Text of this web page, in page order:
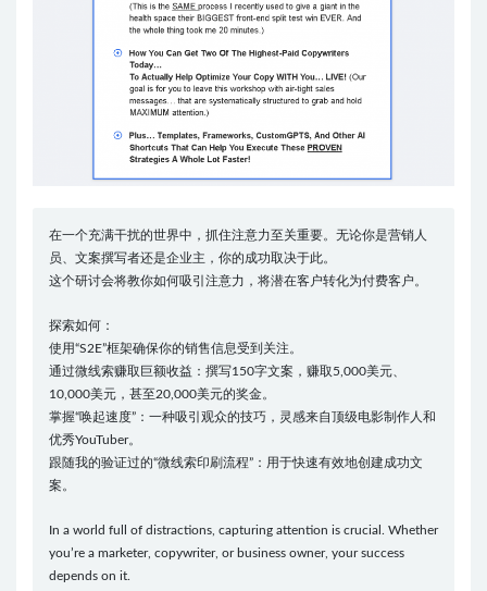
在一个充满干扰的世界中，抓住注意力至关重要。无论你是营销人
员、文案撰写者还是企业主，你的成功取决于此。
这个研讨会将教你如何吸引注意力，将潜在客户转化为付费客户。
探索如何：
使用“S2E”框架确保你的销售信息受到关注。
通过微线索赚取巨额收益：撰写150字文案，赚取5,000美元、
10,000美元，甚至20,000美元的奖金。
掌握“唤起速度”：一种吸引观众的技巧，灵感来自顶级电影制作人和
优秀YouTuber。
跟随我的验证过的“微线索印刷流程”：用于快速有效地创建成功文
案。
In a world full of distractions, capturing attention is crucial. Whether
you’re a marketer, copywriter, or business owner, your success
depends on it.